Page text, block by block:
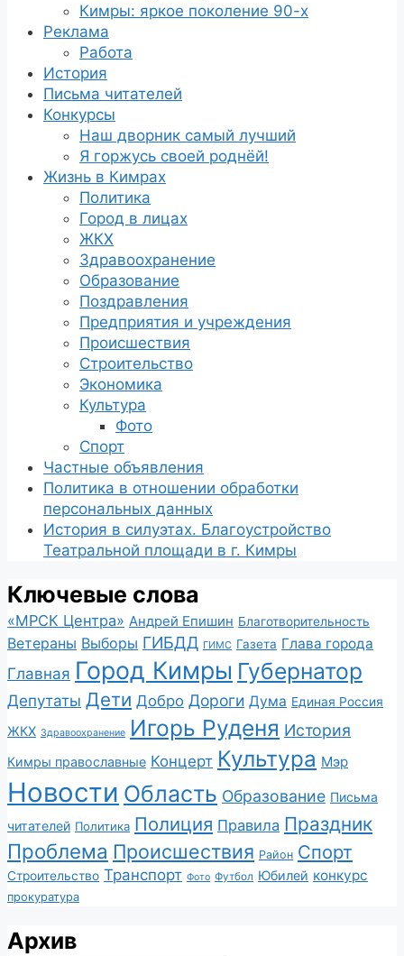
Кимры: яркое поколение 90-х
Реклама
Работа
История
Письма читателей
Конкурсы
Наш дворник самый лучший
Я горжусь своей роднёй!
Жизнь в Кимрах
Политика
Город в лицах
ЖКХ
Здравоохранение
Образование
Поздравления
Предприятия и учреждения
Происшествия
Строительство
Экономика
Культура
Фото
Спорт
Частные объявления
Политика в отношении обработки
персональных данных
История в силуэтах. Благоустройство
Театральной площади в г. Кимры
Ключевые слова
«МРСК Центра» Андрей Епишин Благотворительность
Ветераны Выборы ГИБДД ГИМС Газета Глава города
Главная Город Кимры Губернатор
Депутаты Дети Добро Дороги Дума Единая Россия
ЖКХ Здравоохранение Игорь Руденя История
Кимры православные Концерт Культура Мэр
Новости Область Образование Письма
читателей Политика Полиция Правила Праздник
Проблема Происшествия Район Спорт
Строительство Транспорт Фото Футбол Юбилей конкурс
прокуратура
Архив